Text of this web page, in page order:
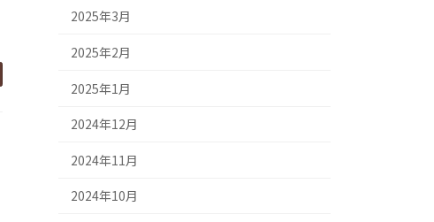
2025年3月
2025年2月
2025年1月
2024年12月
2024年11月
2024年10月